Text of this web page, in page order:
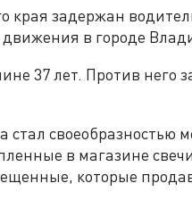
края задержан
в городе
37 лет. Против него
своеобразностью
в магазине
которые